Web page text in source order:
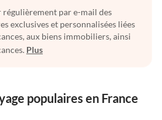
régulièrement par e-mail des
exclusives et personnalisées liées
aux biens immobiliers, ainsi
Plus
populaires en France